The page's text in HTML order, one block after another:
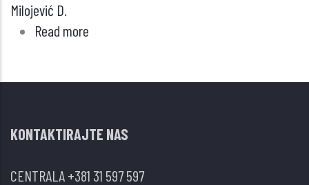
Milojević D.
Read more
NA
MASNOG
KONTAKTIRAJTE NAS
CENTRALA+381 31 597 597